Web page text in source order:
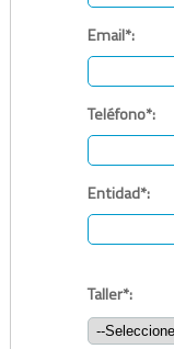
Email*:
Teléfono*:
Entidad*:
Taller*: